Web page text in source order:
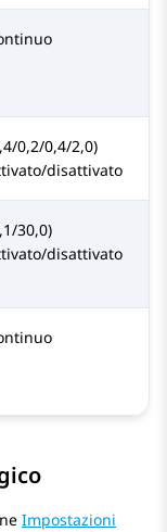
0,2/0,4/2,0)
disattivato
30,0)
disattivato
Impostazioni